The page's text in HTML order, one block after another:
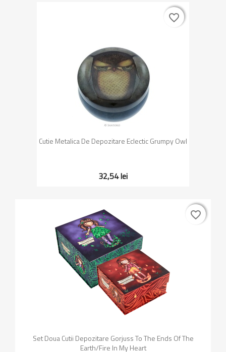
Cutie Metalica De Depozitare Eclectic Grumpy Owl
32,54 lei
favorite_border
favorite_border
Set Doua Cutii Depozitare Gorjuss To The Ends Of The
Earth/Fire In My Heart
favorite_border
favorite_border